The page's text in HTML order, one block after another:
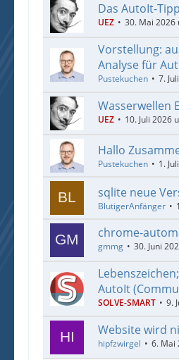
Das AutoIt-
UEZ 30. Mai 2026
Vorstellung:
Analyse für
Pustekuchen 7.
Wasserwellen
UEZ 10. Juli 2026
Hallo
Pustekuchen 1.
sqlite neue
BlutigerAnfänger
chrome-
gmmg 30. Juni
AutoIt
SOLVE-SMART 9.
Website wird
hipfzwirgel 6. Mai